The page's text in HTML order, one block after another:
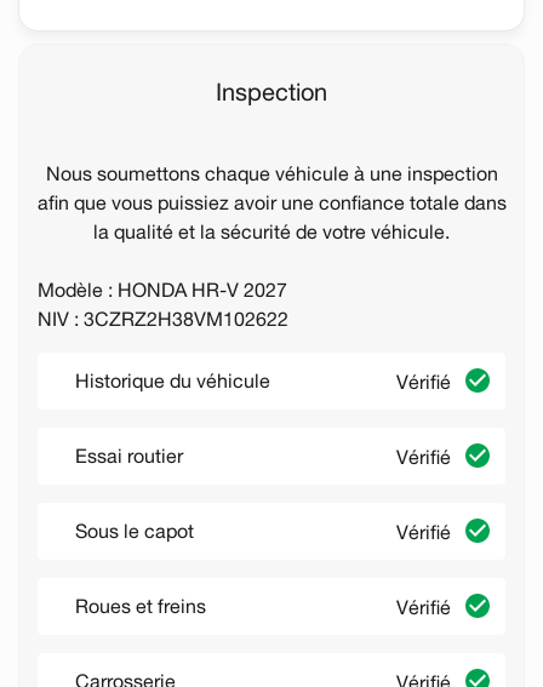
Inspection
Nous soumettons chaque véhicule à une inspection
afin que vous puissiez avoir une confiance totale dans
la qualité et la sécurité de votre véhicule.
Modèle : HONDA HR-V 2027
NIV : 3CZRZ2H38VM102622
Historique du véhicule Vérifié
Essai routier Vérifié
Sous le capot Vérifié
Roues et freins Vérifié
Carrosserie Vérifié